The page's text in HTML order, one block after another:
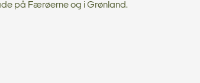
på Færøerne og i Grønland.